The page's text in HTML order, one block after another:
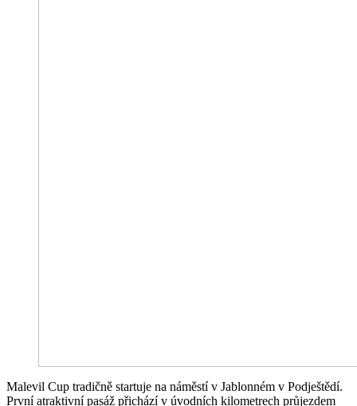
Malevil Cup tradičně startuje na náměstí v Jablonném v Podještědí.
První atraktivní pasáž přichází v úvodních kilometrech průjezdem